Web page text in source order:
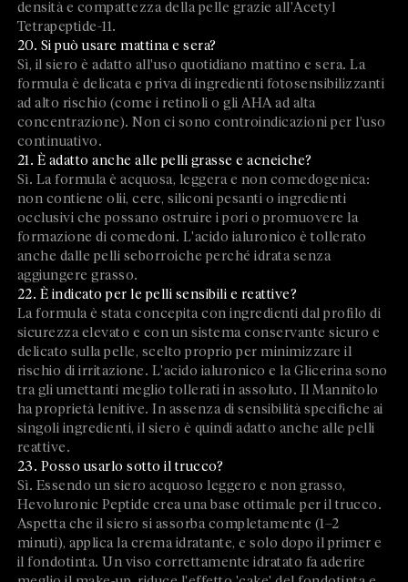
densità e compattezza della pelle grazie all'Acetyl
Tetrapeptide-11.
20. Si può usare mattina e sera?
Sì, il siero è adatto all'uso quotidiano mattino e sera. La
formula è delicata e priva di ingredienti fotosensibilizzanti
ad alto rischio (come i retinoli o gli AHA ad alta
concentrazione). Non ci sono controindicazioni per l'uso
continuativo.
21. È adatto anche alle pelli grasse e acneiche?
Sì. La formula è acquosa, leggera e non comedogenica:
non contiene olii, cere, siliconi pesanti o ingredienti
occlusivi che possano ostruire i pori o promuovere la
formazione di comedoni. L'acido ialuronico è tollerato
anche dalle pelli seborroiche perché idrata senza
aggiungere grasso.
22. È indicato per le pelli sensibili e reattive?
La formula è stata concepita con ingredienti dal profilo di
sicurezza elevato e con un sistema conservante sicuro e
delicato sulla pelle, scelto proprio per minimizzare il
rischio di irritazione. L'acido ialuronico e la Glicerina sono
tra gli umettanti meglio tollerati in assoluto. Il Mannitolo
ha proprietà lenitive. In assenza di sensibilità specifiche ai
singoli ingredienti, il siero è quindi adatto anche alle pelli
reattive.
23. Posso usarlo sotto il trucco?
Sì. Essendo un siero acquoso leggero e non grasso,
Hevoluronic Peptide crea una base ottimale per il trucco.
Aspetta che il siero si assorba completamente (1–2
minuti), applica la crema idratante, e solo dopo il primer e
il fondotinta. Un viso correttamente idratato fa aderire